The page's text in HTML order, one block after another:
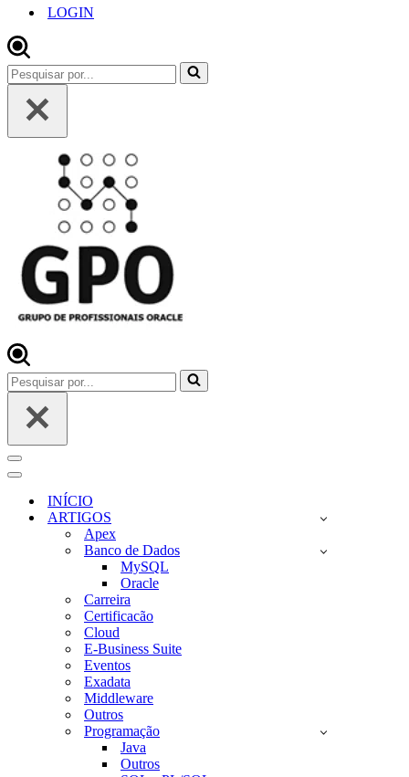
LOGIN
Pesquisar
por...
Pesquisar
por...
Menu
de
navegação
Menu
navegaçãoINÍCIO
ARTIGOS
Apex
Banco de Dados
MySQL
Oracle
Carreira
Certificacão
Cloud
E-Business Suite
Eventos
Exadata
Middleware
Outros
Programação
Java
Outros